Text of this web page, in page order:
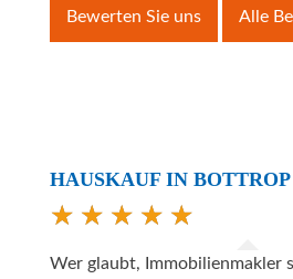
Bewerten Sie uns Alle
HAUSKAUF IN BOTTROP
Wer glaubt, Immobilienmakler